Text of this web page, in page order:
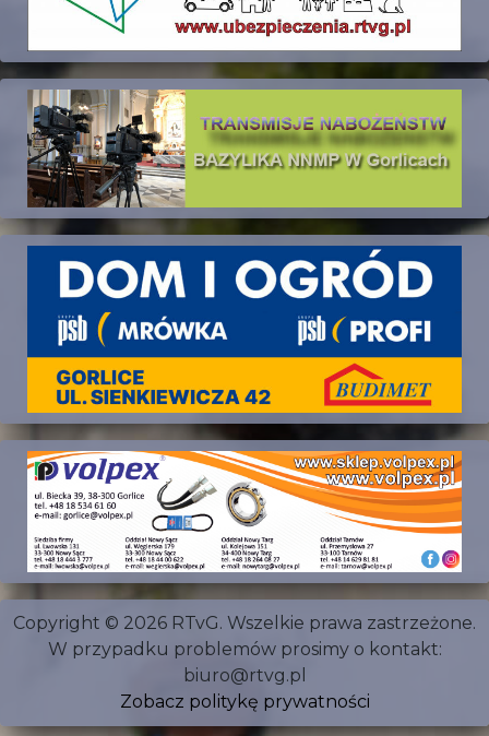
Copyright © 2026 RTvG. Wszelkie prawa zastrzeżone.
W przypadku problemów prosimy o kontakt:
biuro@rtvg.pl
Zobacz politykę prywatności